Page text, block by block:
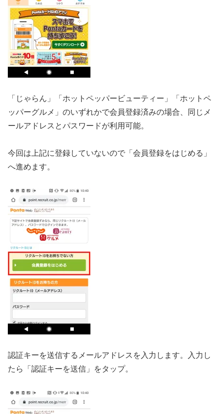
「じゃらん」「ホットペッパービューティー」「ホットペ
ッパーグルメ」のいずれかで会員登録済みの場合、同じメ
ールアドレスとパスワードが利用可能。
今回は上記に登録していないので「会員登録をはじめる」
へ進めます。
認証キーを送信するメールアドレスを入力します。入力し
たら「認証キーを送信」をタップ。